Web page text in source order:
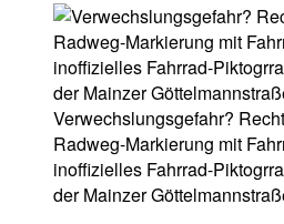
Verwechslungsgefahr?
Radweg-Markierung mit
inoffizielles Fahrrad-
der Mainzer